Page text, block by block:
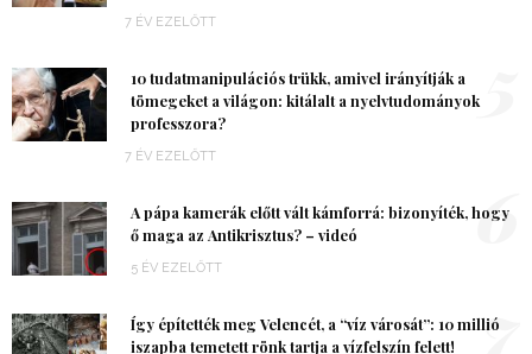
7 ÉV EZELŐTT
10 tudatmanipulációs trükk, amivel irányítják a
tömegeket a világon: kitálalt a nyelvtudományok
professzora?
7 ÉV EZELŐTT
A pápa kamerák előtt vált kámforrá: bizonyíték, hogy
ő maga az Antikrisztus? – videó
5 ÉV EZELŐTT
6
Így építették meg Velencét, a “víz városát”: 10 millió
iszapba temetett rönk tartja a vízfelszín felett!
7